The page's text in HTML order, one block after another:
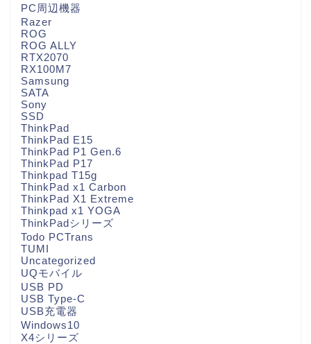
PC周辺機器
Razer
ROG
ROG ALLY
RTX2070
RX100M7
Samsung
SATA
Sony
SSD
ThinkPad
ThinkPad E15
ThinkPad P1 Gen.6
ThinkPad P17
Thinkpad T15g
ThinkPad x1 Carbon
ThinkPad X1 Extreme
Thinkpad x1 YOGA
ThinkPadシリーズ
Todo PCTrans
TUMI
Uncategorized
UQモバイル
USB PD
USB Type-C
USB充電器
Windows10
X4シリーズ